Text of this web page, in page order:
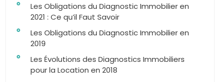
Les Obligations du Diagnostic Immobilier en
2021 : Ce qu’il Faut Savoir
Les Obligations du Diagnostic Immobilier en
2019
Les Évolutions des Diagnostics Immobiliers
pour la Location en 2018